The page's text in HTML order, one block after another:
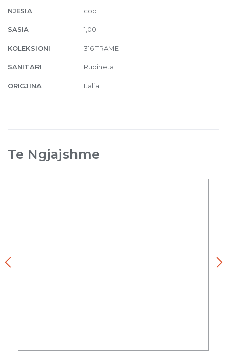
quantity
NJESIA cop
SASIA 1,00
KOLEKSIONI 316 TRAME
SANITARI Rubineta
ORIGJINA Italia
Te Ngjajshme